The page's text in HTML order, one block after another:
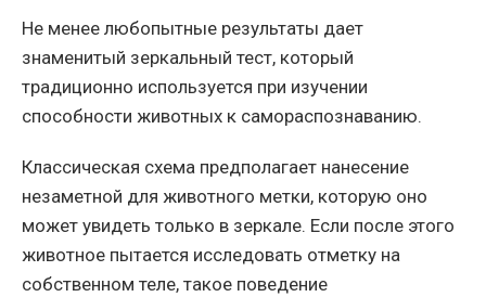
Не менее любопытные результаты дает
знаменитый зеркальный тест, который
традиционно используется при изучении
способности животных к самораспознаванию.
Классическая схема предполагает нанесение
незаметной для животного метки, которую оно
может увидеть только в зеркале. Если после этого
животное пытается исследовать отметку на
собственном теле, такое поведение